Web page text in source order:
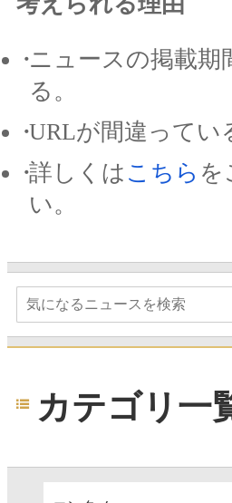
ニュースの掲載期
る。
URLが間違ってい
詳しくは こちら を
い。
カテゴリ一